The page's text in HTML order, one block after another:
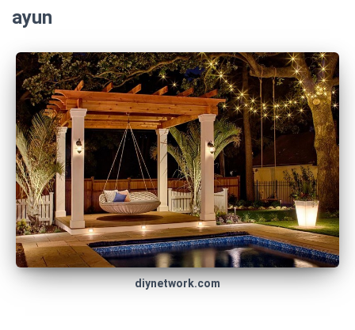
ayun
diynetwork.com